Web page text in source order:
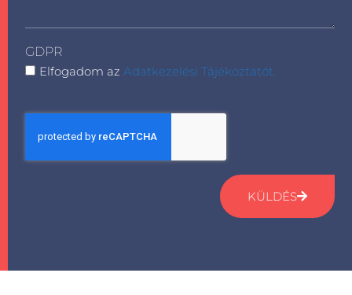
GDPR
Elfogadom azAdatkezelési Tájékoztatót.
KÜLDÉS